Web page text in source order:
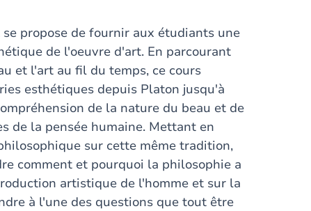
propose de fournir aux étudiants une
de l'oeuvre d'art. En parcourant
et l'art au fil du temps, ce cours
esthétiques depuis Platon jusqu'à
de la nature du beau et de
de la pensée humaine. Mettant en
sur cette même tradition,
comment et pourquoi la philosophie a
artistique de l'homme et sur la
à l'une des questions que tout être